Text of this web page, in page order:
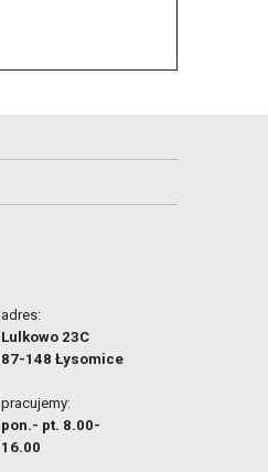
adres:
Lulkowo 23C
87-148 Łysomice
pracujemy:
pon.- pt. 8.00-
16.00